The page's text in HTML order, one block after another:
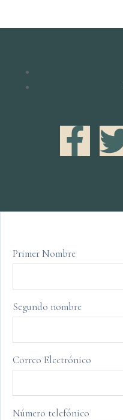
Primer Nombre
Segundo nombre
Correo Electrónico
Número telefónico